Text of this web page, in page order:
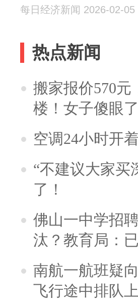
每日经济新闻 2026-02-05
热点新闻
搬家报价570元
楼！女子傻眼
空调24小时开
“不建议大家买
了！
佛山一中学招
汰？教育局：
南航一航班疑
飞行途中排队